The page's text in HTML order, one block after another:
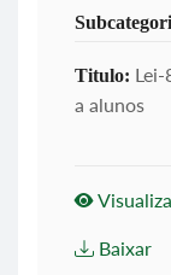
Titulo:
a alunos
Baixar